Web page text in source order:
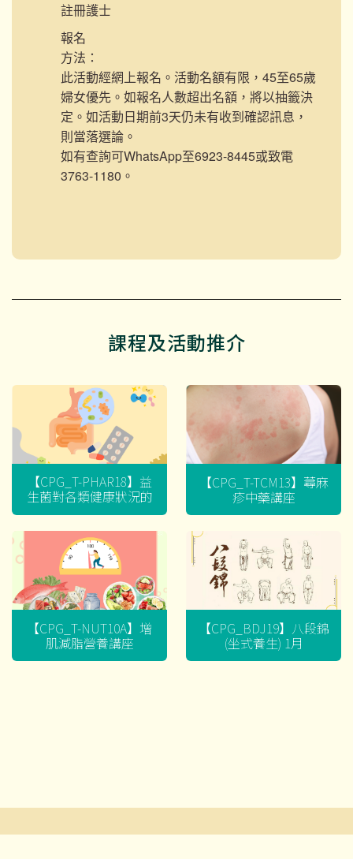
註冊護士
報名
方法：
此活動經網上報名。活動名額有限，45至65歲
婦女優先。如報名人數超出名額，將以抽籤決
定。如活動日期前3天仍未有收到確認訊息，
則當落選論。
如有查詢可WhatsApp至6923-8445或致電
3763-1180。
課程及活動推介
【CPG_T-PHAR18】益
生菌對各類健康狀況的
迷思
【CPG_T-TCM13】蕁麻
疹中藥講座
【CPG_T-NUT10A】增
肌減脂營養講座
【CPG_BDJ19】八段錦
(坐式養生) 1月
章